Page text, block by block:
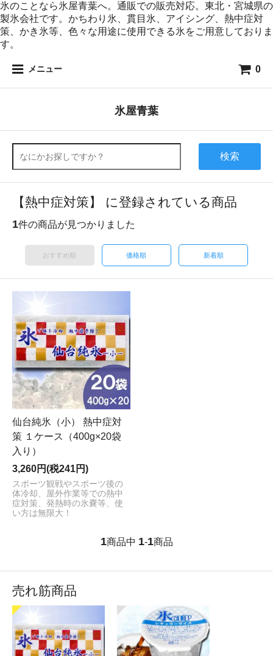
氷のことなら氷屋青葉へ。通販での販売対応。東北・宮城県の
製氷会社です。かちわり氷、貫目氷、アイシング、熱中症対
策、かき氷等、色々な用途に使用できる氷をご用意しておりま
す。
メニュー 0
氷屋青葉
検索
【熱中症対策】 に登録されている商品
1件の商品が見つかりました
おすすめ順 価格順 新着順
仙台純氷（小） 熱中症対
策 １ケース（400g×20袋
入り）
3,260円(税241円)
スポーツ観戦やスポーツ後の
体冷却、屋外作業等での熱中
症対策、発熱時の氷嚢等、使
い方は無限大！
1商品中 1-1商品
売れ筋商品